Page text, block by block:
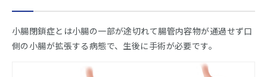
小腸閉鎖症とは小腸の一部が途切れて腸管内容物が通過せず口
側の小腸が拡張する病態で、生後に手術が必要です。